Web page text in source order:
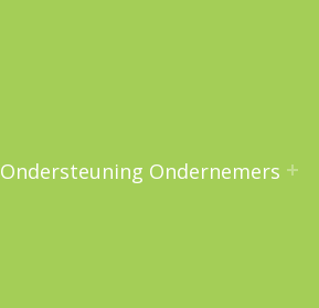
Ondersteuning Ondernemers